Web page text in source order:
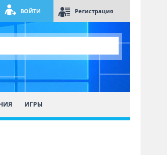
ВОЙТИ Регистрация
ИГРЫ